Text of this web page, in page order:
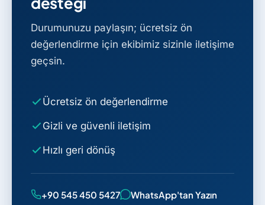
Durumunuzu paylaşın; ücretsiz ön
değerlendirme için ekibimiz sizinle iletişime
geçsin.
Ücretsiz ön değerlendirme
Gizli ve güvenli iletişim
Hızlı geri dönüş
+90 545 450 5427 WhatsApp'tan Yazın